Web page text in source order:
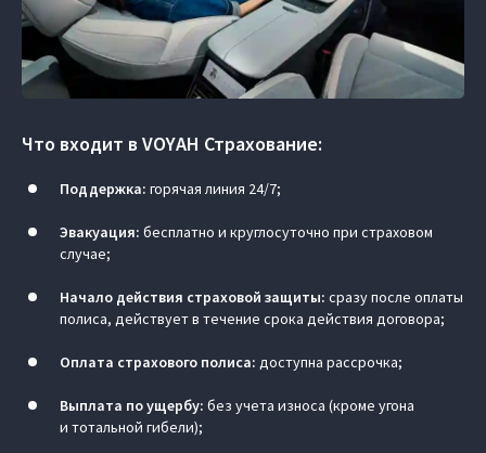
Что входит в VOYAH Страхование:
Поддержка: горячая линия 24/7;
Эвакуация: бесплатно и круглосуточно при страховом
случае;
Начало действия страховой защиты: сразу после оплаты
полиса, действует в течение срока действия договора;
Оплата страхового полиса: доступна рассрочка;
Выплата по ущербу: без учета износа (кроме угона
и тотальной гибели);